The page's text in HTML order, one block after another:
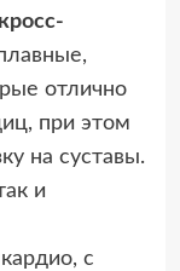
отлично
при этом
на суставы.
и
с